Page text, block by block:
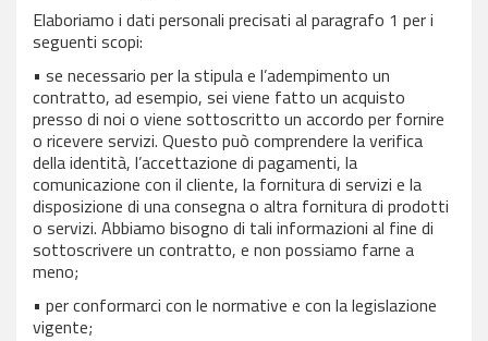
Elaboriamo i dati personali precisati al paragrafo 1 per i
seguenti scopi:
• se necessario per la stipula e l’adempimento un
contratto, ad esempio, sei viene fatto un acquisto
presso di noi o viene sottoscritto un accordo per fornire
o ricevere servizi. Questo può comprendere la verifica
della identità, l’accettazione di pagamenti, la
comunicazione con il cliente, la fornitura di servizi e la
disposizione di una consegna o altra fornitura di prodotti
o servizi. Abbiamo bisogno di tali informazioni al fine di
sottoscrivere un contratto, e non possiamo farne a
meno;
• per conformarci con le normative e con la legislazione
vigente;